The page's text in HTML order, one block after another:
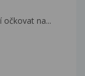
na...